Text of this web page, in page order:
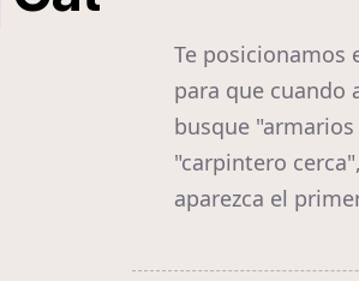
Te posicionamos
para que cuando
busque
"carpintero
aparezca el